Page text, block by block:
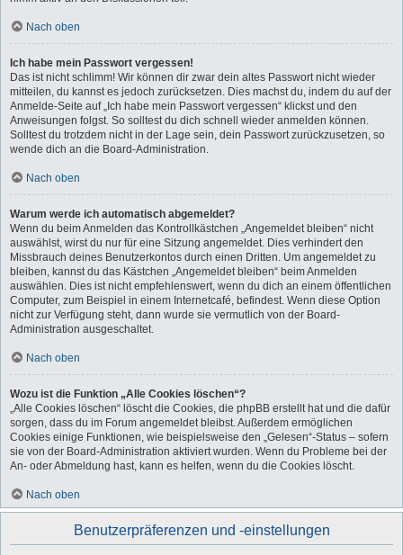
Nach oben
Ich habe mein Passwort vergessen!
Das ist nicht schlimm! Wir können dir zwar dein altes Passwort nicht wieder
mitteilen, du kannst es jedoch zurücksetzen. Dies machst du, indem du auf der
Anmelde-Seite auf „Ich habe mein Passwort vergessen“ klickst und den
Anweisungen folgst. So solltest du dich schnell wieder anmelden können.
Solltest du trotzdem nicht in der Lage sein, dein Passwort zurückzusetzen, so
wende dich an die Board-Administration.
Nach oben
Warum werde ich automatisch abgemeldet?
Wenn du beim Anmelden das Kontrollkästchen „Angemeldet bleiben“ nicht
auswählst, wirst du nur für eine Sitzung angemeldet. Dies verhindert den
Missbrauch deines Benutzerkontos durch einen Dritten. Um angemeldet zu
bleiben, kannst du das Kästchen „Angemeldet bleiben“ beim Anmelden
auswählen. Dies ist nicht empfehlenswert, wenn du dich an einem öffentlichen
Computer, zum Beispiel in einem Internetcafé, befindest. Wenn diese Option
nicht zur Verfügung steht, dann wurde sie vermutlich von der Board-
Administration ausgeschaltet.
Nach oben
Wozu ist die Funktion „Alle Cookies löschen“?
„Alle Cookies löschen“ löscht die Cookies, die phpBB erstellt hat und die dafür
sorgen, dass du im Forum angemeldet bleibst. Außerdem ermöglichen
Cookies einige Funktionen, wie beispielsweise den „Gelesen“-Status – sofern
sie von der Board-Administration aktiviert wurden. Wenn du Probleme bei der
An- oder Abmeldung hast, kann es helfen, wenn du die Cookies löscht.
Nach oben
Benutzerpräferenzen und -einstellungen